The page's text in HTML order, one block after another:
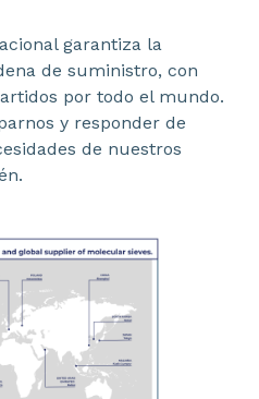
garantiza la
de suministro, con
por todo el mundo.
y responder de
de nuestros